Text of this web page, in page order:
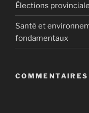
Élections
Santé et
fondamentaux